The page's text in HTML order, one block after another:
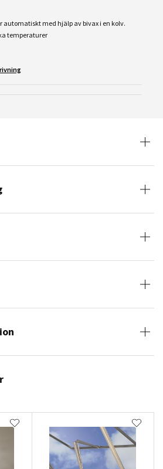
automatiskt med hjälp av bivax i en kolv.
temperaturer